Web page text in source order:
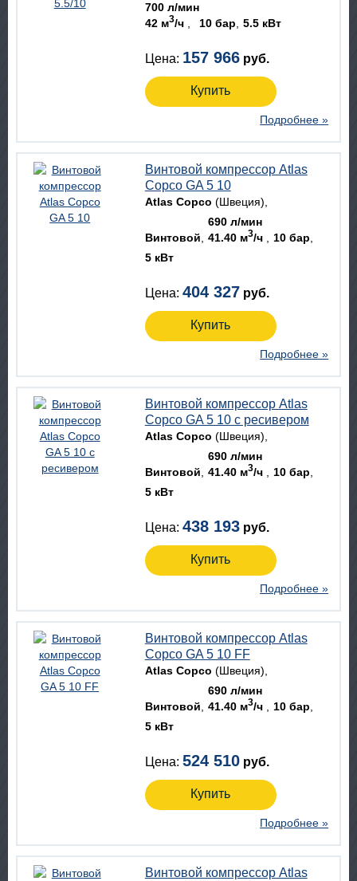
700 л/мин
42 м3/ч 10 бар 5.5 кВт
Цена: 157 966 руб.
Купить
Подробнее »
Винтовой компрессор Atlas
Copco GA 5 10
Atlas Copco (Швеция)
Винтовой
690 л/мин
41.40 м3/ч
10 бар
5 кВт
Цена: 404 327 руб.
Купить
Подробнее »
Винтовой компрессор Atlas
Copco GA 5 10 с ресивером
Atlas Copco (Швеция)
Винтовой
690 л/мин
41.40 м3/ч
10 бар
5 кВт
Цена: 438 193 руб.
Купить
Подробнее »
Винтовой компрессор Atlas
Copco GA 5 10 FF
Atlas Copco (Швеция)
Винтовой
690 л/мин
41.40 м3/ч
10 бар
5 кВт
Цена: 524 510 руб.
Купить
Подробнее »
Винтовой компрессор Atlas